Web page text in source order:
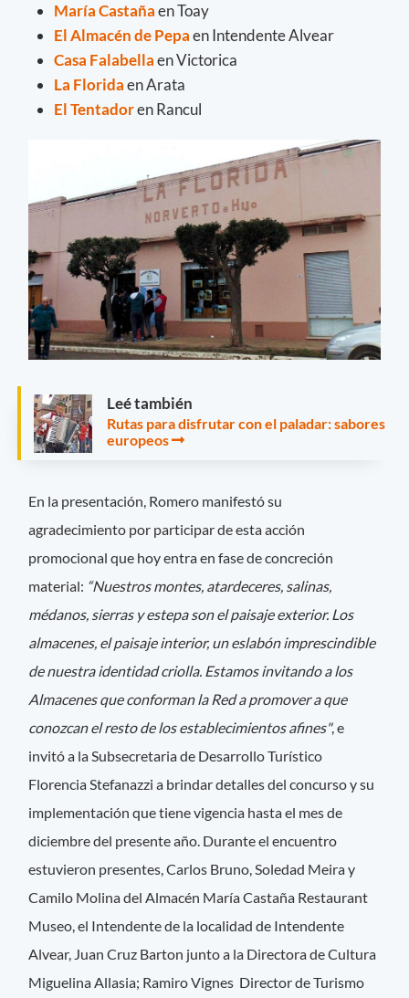
María Castañaen Toay
El Almacén de Pepaen Intendente Alvear
Casa Falabellaen Victorica
La Floridaen Arata
El Tentadoren Rancul
Leé también
Rutas para disfrutar con el paladar: sabores
europeos
En la presentación, Romero manifestó su
agradecimiento por participar de esta acción
promocional que hoy entra en fase de concreción
material: “Nuestros montes, atardeceres, salinas,
médanos, sierras y estepa son el paisaje exterior. Los
almacenes, el paisaje interior, un eslabón imprescindible
de nuestra identidad criolla. Estamos invitando a los
Almacenes que conforman la Red a promover a que
conozcan el resto de los establecimientos afines", e
invitó a la Subsecretaria de Desarrollo Turístico
Florencia Stefanazzi a brindar detalles del concurso y su
implementación que tiene vigencia hasta el mes de
diciembre del presente año. Durante el encuentro
estuvieron presentes, Carlos Bruno, Soledad Meira y
Camilo Molina del Almacén María Castaña Restaurant
Museo, el Intendente de la localidad de Intendente
Alvear, Juan Cruz Barton junto a la Directora de Cultura
Miguelina Allasia; Ramiro Vignes Director de Turismo